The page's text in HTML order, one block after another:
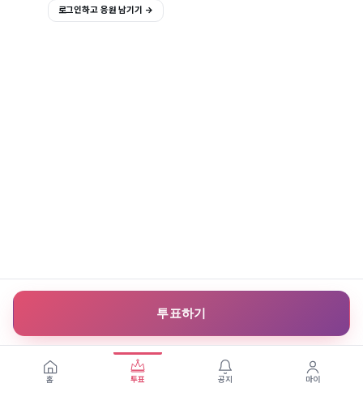
로그인하고 응원 남기기 →
투표하기
홈 투표 공지 마이